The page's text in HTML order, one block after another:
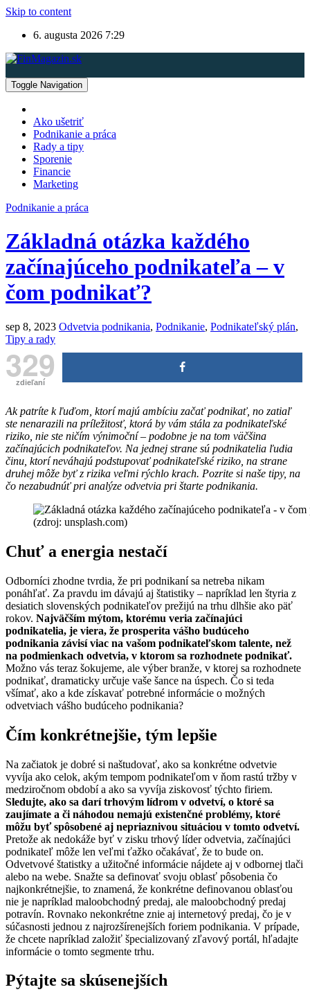
Skip to content
6. augusta 2026 7:29
Toggle Navigation
Ako ušetriť
Podnikanie a práca
Rady a tipy
Sporenie
Financie
Marketing
Podnikanie a práca
Základná otázka každého
začínajúceho podnikateľa – v
čom podnikať?
sep 8, 2023 Odvetvia podnikania, Podnikanie, Podnikateľský plán,
Tipy a rady
329
zdieľaní
Ak patríte k ľuďom, ktorí majú ambíciu začať podnikať, no zatiaľ
ste nenarazili na príležitosť, ktorá by vám stála za podnikateľské
riziko, nie ste ničím výnimoční – podobne je na tom väčšina
začínajúcich podnikateľov. Na jednej strane sú podnikatelia ľudia
činu, ktorí neváhajú podstupovať podnikateľské riziko, na strane
druhej môže byť z rizika veľmi rýchlo krach. Pozrite si naše tipy, na
čo nezabudnúť pri analýze odvetvia pri štarte podnikania.
(zdroj: unsplash.com)
Chuť a energia nestačí
Odborníci zhodne tvrdia, že pri podnikaní sa netreba nikam
ponáhľať. Za pravdu im dávajú aj štatistiky – napríklad len štyria z
desiatich slovenských podnikateľov prežijú na trhu dlhšie ako päť
rokov. Najväčším mýtom, ktorému veria začínajúci
podnikatelia, je viera, že prosperita vášho budúceho
podnikania závisí viac na vašom podnikateľskom talente, než
na podmienkach odvetvia, v ktorom sa rozhodnete podnikať.
Možno vás teraz šokujeme, ale výber branže, v ktorej sa rozhodnete
podnikať, dramaticky určuje vaše šance na úspech. Čo si teda
všímať, ako a kde získavať potrebné informácie o možných
odvetviach vášho budúceho podnikania?
Čím konkrétnejšie, tým lepšie
Na začiatok je dobré si naštudovať, ako sa konkrétne odvetvie
vyvíja ako celok, akým tempom podnikateľom v ňom rastú tržby v
medziročnom období a ako sa vyvíja ziskovosť týchto firiem.
Sledujte, ako sa darí trhovým lídrom v odvetví, o ktoré sa
zaujímate a či náhodou nemajú existenčné problémy, ktoré
môžu byť spôsobené aj nepriaznivou situáciou v tomto odvetví.
Pretože ak nedokáže byť v zisku trhový líder odvetvia, začínajúci
podnikateľ môže len veľmi ťažko očakávať, že to bude on.
Odvetvové štatistky a užitočné informácie nájdete aj v odbornej tlači
alebo na webe. Snažte sa definovať svoju oblasť pôsobenia čo
najkonkrétnejšie, to znamená, že konkrétne definovanou oblasťou
nie je napríklad maloobchodný predaj, ale maloobchodný predaj
potravín. Rovnako nekonkrétne znie aj internetový predaj, čo je v
súčasnosti jednou z najrozšírenejších foriem podnikania. V prípade,
že chcete napríklad založiť špecializovaný zľavový portál, hľadajte
informácie o tomto segmente trhu.
Pýtajte sa skúsenejších